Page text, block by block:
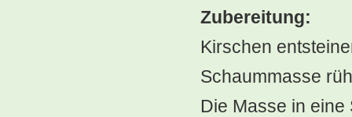
Zubereitung:
Kirschen
Schaummasse
Die Masse in